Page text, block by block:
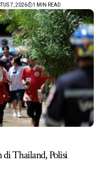
7, 2026 1 MIN READ
di Thailand, Polisi